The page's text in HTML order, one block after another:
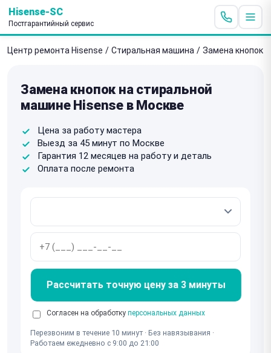
Hisense-SC
Постгарантийный сервис
Центр ремонта Hisense / Стиральная машина / Замена кнопок
Замена кнопок на стиральной
машине Hisense в Москве
Цена за работу мастера
Выезд за 45 минут по Москве
Гарантия 12 месяцев на работу и деталь
Оплата после ремонта
Рассчитать точную цену за 3 минуты
Согласен на обработку персональных данных
Перезвоним в течение 10 минут · Без навязывания ·
Работаем ежедневно с 9:00 до 21:00